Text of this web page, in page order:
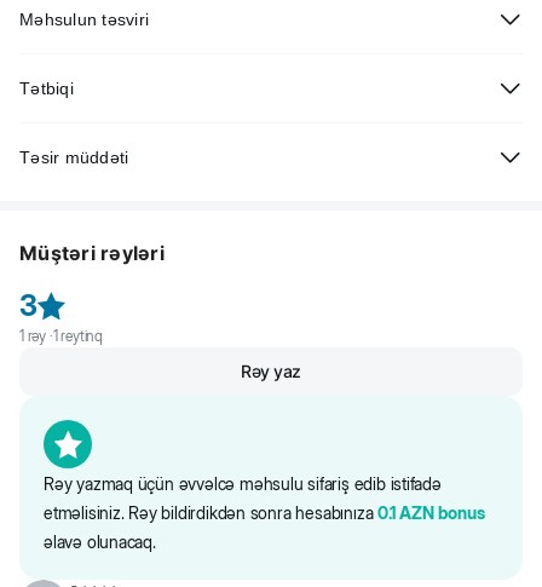
Məhsulun təsviri
damcı dərman. Advantix itləri parazitləşdirən həşərat və ixodid
sonra dərmanın qoruyucu təsiri 4-6 həftə davam edir.
Tətbiqi
sümüklərinin arasına) dəriyə tətbiq edin. İri itlər üçün bir şüşənin
Təsir müddəti
Müştəri rəyləri
3
1 rəy ·1 reytinq
Rəy yazmaq üçün əvvəlcə məhsulu sifariş edib istifadə
etməlisiniz. Rəy bildirdikdən sonra hesabınıza0.1 AZN bonus
əlavə olunacaq.
Rəy yaz